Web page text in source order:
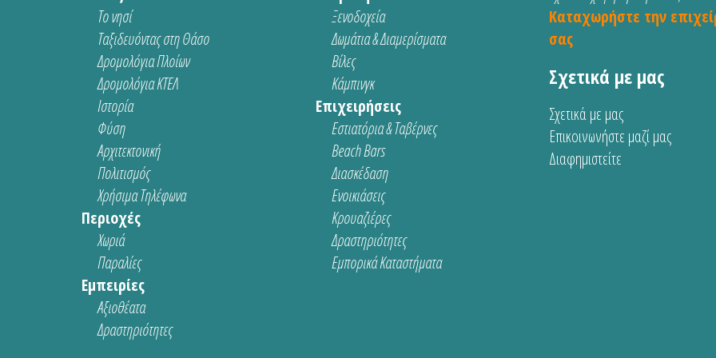
Το νησί
Ταξιδευόντας στη Θάσο
Δρομολόγια Πλοίων
Δρομολόγια ΚΤΕΛ
Ιστορία
Φύση
Αρχιτεκτονική
Πολιτισμός
Χρήσιμα Τηλέφωνα
Περιοχές
Χωριά
Παραλίες
Εμπειρίες
Αξιοθέατα
Δραστηριότητες
Ξενοδοχεία
Δωμάτια & Διαμερίσματα
Βίλες
Κάμπινγκ
Επιχειρήσεις
Εστιατόρια & Ταβέρνες
Beach Bars
Διασκέδαση
Ενοικιάσεις
Κρουαζιέρες
Δραστηριότητες
Εμπορικά Καταστήματα
Καταχωρήστε την
σας
Σχετικά με μας
Σχετικά με μας
Επικοινωνήστε μαζί μας
Διαφημιστείτε